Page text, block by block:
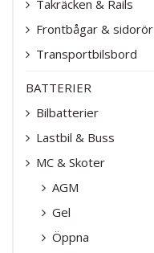
Takräcken & Rails
Frontbågar & sidorör
Transportbilsbord
BATTERIER
Bilbatterier
Lastbil & Buss
MC & Skoter
AGM
Gel
Öppna